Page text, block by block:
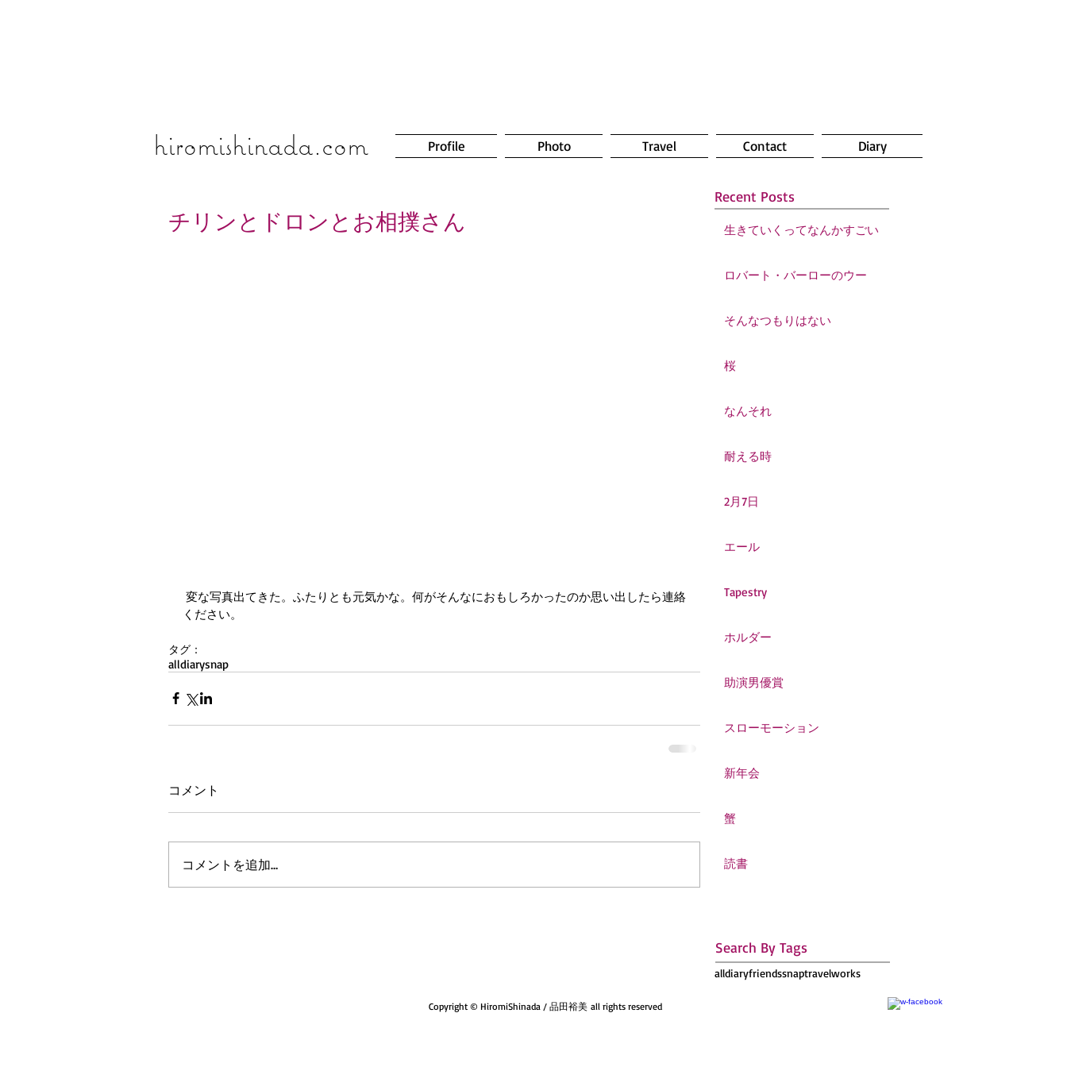
​​​​​​​hiromishinada.com Profile Photo Travel Contact Diary
チリンとドロンとお相撲さん
ください。
タグ：
alldiarysnap
コメント
コメントを追加…
Recent Posts
生きていくってなんかすごい
ロバート・バーローのウー
そんなつもりはない
桜
なんそれ
耐える時
2月7日
エール
Tapestry
ホルダー
助演男優賞
スローモーション
新年会
蟹
読書
Search By Tags
alldiaryfriendssnaptravelworks
Copyright © HiromiShinada / 品田裕美 all rights reserved